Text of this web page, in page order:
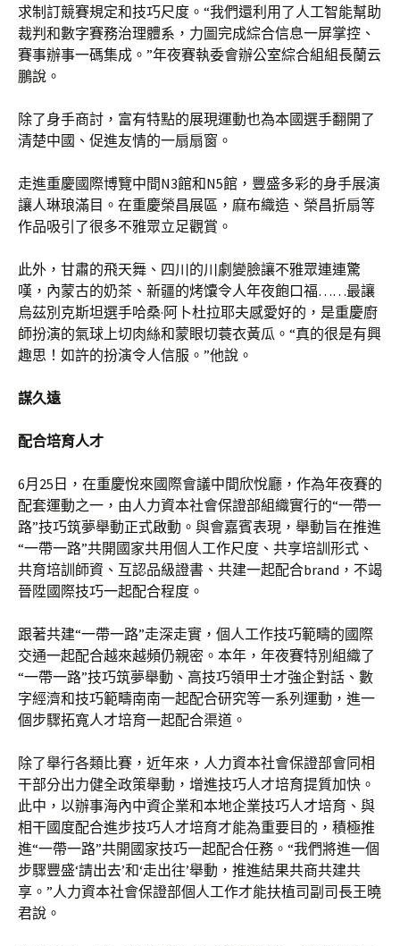
求制訂競賽規定和技巧尺度。“我們還利用了人工智能幫助
裁判和數字賽務治理體系，力圖完成綜合信息一屏掌控、
賽事辦事一碼集成。”年夜賽執委會辦公室綜合組組長蘭云
鵬說。
除了身手商討，富有特點的展現運動也為本國選手翻開了
清楚中國、促進友情的一扇扇窗。
走進重慶國際博覽中間N3館和N5館，豐盛多彩的身手展演
讓人琳琅滿目。在重慶榮昌展區，麻布織造、榮昌折扇等
作品吸引了很多不雅眾立足觀賞。
此外，甘肅的飛天舞、四川的川劇變臉讓不雅眾連連驚
嘆，內蒙古的奶茶、新疆的烤馕令人年夜飽口福……最讓
烏茲別克斯坦選手哈桑·阿卜杜拉耶夫感愛好的，是重慶廚
師扮演的氣球上切肉絲和蒙眼切蓑衣黃瓜。“真的很是有興
趣思！如許的扮演令人信服。”他說。
謀久遠
配合培育人才
6月25日，在重慶悅來國際會議中間欣悅廳，作為年夜賽的
配套運動之一，由人力資本社會保證部組織實行的“一帶一
路”技巧筑夢舉動正式啟動。與會嘉賓表現，舉動旨在推進
“一帶一路”共開國家共用個人工作尺度、共享培訓形式、
共育培訓師資、互認品級證書、共建一起配合brand，不竭
晉陞國際技巧一起配合程度。
跟著共建“一帶一路”走深走實，個人工作技巧範疇的國際
交通一起配合越來越頻仍親密。本年，年夜賽特別組織了
“一帶一路”技巧筑夢舉動、高技巧領甲士才強企對話、數
字經濟和技巧範疇南南一起配合研究等一系列運動，進一
個步驟拓寬人才培育一起配合渠道。
除了舉行各類比賽，近年來，人力資本社會保證部會同相
干部分出力健全政策舉動，增進技巧人才培育提質加快。
此中，以辦事海內中資企業和本地企業技巧人才培育、與
相干國度配合進步技巧人才培育才能為重要目的，積極推
進“一帶一路”共開國家技巧一起配合任務。“我們將進一個
步驟豐盛‘請出去’和‘走出往’舉動，推進結果共商共建共
享。”人力資本社會保證部個人工作才能扶植司副司長王曉
君說。